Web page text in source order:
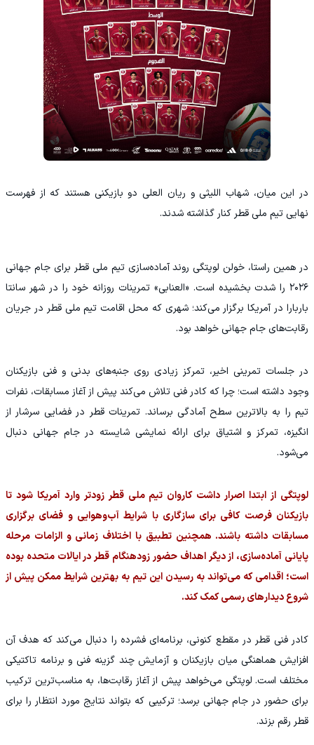
در این میان، شهاب اللیثی و ریان العلی دو بازیکنی هستند که از فهرست
نهایی تیم ملی قطر کنار گذاشته شدند.
در همین راستا، خولن لوپتگی روند آماده‌سازی تیم ملی قطر برای جام جهانی
۲۰۲۶ را شدت بخشیده است. «العنابی» تمرینات روزانه خود را در شهر سانتا
باربارا در آمریکا برگزار می‌کند؛ شهری که محل اقامت تیم ملی قطر در جریان
رقابت‌های جام جهانی خواهد بود.
در جلسات تمرینی اخیر، تمرکز زیادی روی جنبه‌های بدنی و فنی بازیکنان
وجود داشته است؛ چرا که کادر فنی تلاش می‌کند پیش از آغاز مسابقات، نفرات
تیم را به بالاترین سطح آمادگی برساند. تمرینات قطر در فضایی سرشار از
انگیزه، تمرکز و اشتیاق برای ارائه نمایشی شایسته در جام جهانی دنبال
می‌شود.
لوپتگی از ابتدا اصرار داشت کاروان تیم ملی قطر زودتر وارد آمریکا شود تا
بازیکنان فرصت کافی برای سازگاری با شرایط آب‌وهوایی و فضای برگزاری
مسابقات داشته باشند. همچنین تطبیق با اختلاف زمانی و الزامات مرحله
پایانی آماده‌سازی، از دیگر اهداف حضور زودهنگام قطر در ایالات متحده بوده
است؛ اقدامی که می‌تواند به رسیدن این تیم به بهترین شرایط ممکن پیش از
شروع دیدارهای رسمی کمک کند.
کادر فنی قطر در مقطع کنونی، برنامه‌ای فشرده را دنبال می‌کند که هدف آن
افزایش هماهنگی میان بازیکنان و آزمایش چند گزینه فنی و برنامه تاکتیکی
مختلف است. لوپتگی می‌خواهد پیش از آغاز رقابت‌ها، به مناسب‌ترین ترکیب
برای حضور در جام جهانی برسد؛ ترکیبی که بتواند نتایج مورد انتظار را برای
قطر رقم بزند.